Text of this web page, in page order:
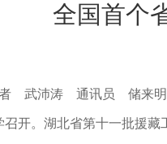
全国首个
武沛涛 通讯员 储来明
开。湖北省第十一批援